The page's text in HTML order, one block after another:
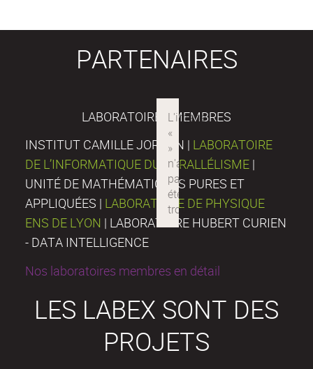
PARTENAIRES
LABORATOIRES MEMBRES
INSTITUT CAMILLE JORDAN | LABORATOIRE
DE L’INFORMATIQUE DU PARALLÉLISME |
UNITÉ DE MATHÉMATIQUES PURES ET
APPLIQUÉES | LABORATOIRE DE PHYSIQUE
ENS DE LYON | LABORATOIRE HUBERT CURIEN
- DATA INTELLIGENCE
Nos laboratoires membres en détail
LES LABEX SONT DES
PROJETS